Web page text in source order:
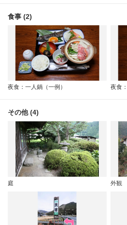
食事 (2)
夜食：一人鍋（一例） 夜食
その他 (4)
庭 外観